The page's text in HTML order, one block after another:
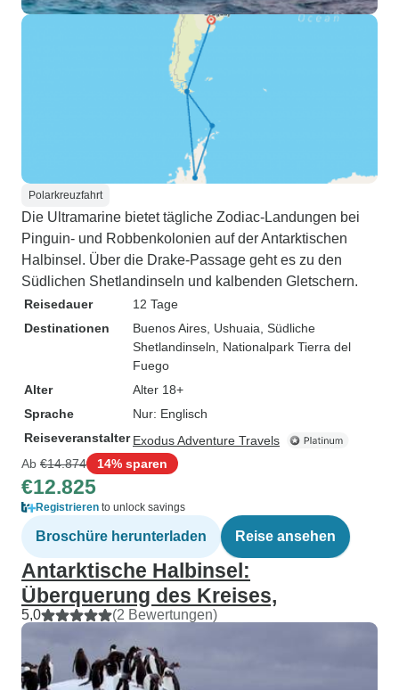
Polarkreuzfahrt
Die Ultramarine bietet tägliche Zodiac-Landungen bei
Pinguin- und Robbenkolonien auf der Antarktischen
Halbinsel. Über die Drake-Passage geht es zu den
Südlichen Shetlandinseln und kalbenden Gletschern.
Reisedauer
12 Tage
Destinationen
Buenos Aires , Ushuaia , Südliche
Shetlandinseln , Nationalpark Tierra del
Fuego
Alter
Alter 18+
Sprache
Nur: Englisch
Reiseveranstalter Exodus Adventure Travels
Ab €14.874 14% sparen
€12.825
Registrieren to unlock savings
Broschüre herunterladen Reise ansehen
Antarktische Halbinsel:
Überquerung des Kreises,
5,0 (2 Bewertungen)